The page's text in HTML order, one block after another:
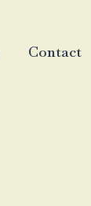
Contact